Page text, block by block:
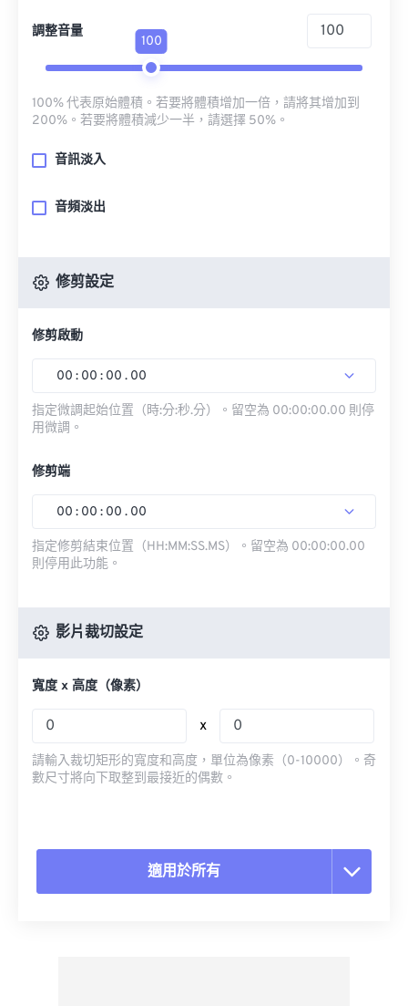
調整音量
100
100% 代表原始體積。若要將體積增加一倍，請將其增加到
200%。若要將體積減少一半，請選擇 50%。
音訊淡入
音頻淡出
修剪設定
修剪啟動
00 : 00 : 00 . 00
指定微調起始位置（時:分:秒.分）。留空為 00:00:00.00 則停
用微調。
修剪端
00 : 00 : 00 . 00
指定修剪結束位置（HH:MM:SS.MS）。留空為 00:00:00.00
則停用此功能。
影片裁切設定
寬度 x 高度（像素）
x
請輸入裁切矩形的寬度和高度，單位為像素（0-10000）。奇
數尺寸將向下取整到最接近的偶數。
適用於所有